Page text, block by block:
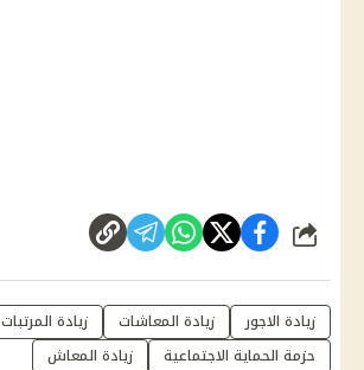
شارك
زيادة الاجور زيادة المعاشات
زيادة المرتبات
حزمة الحماية الاجتماعية
زيادة المعاش